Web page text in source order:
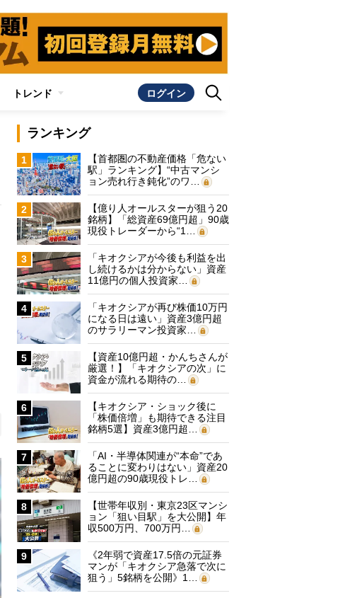
トレンド ログイン
ランキング
1
【首都圏の不動産価格「危ない
駅」ランキング】“中古マンシ
ョン売れ行き鈍化”のワ…
2
【億り人オールスターが狙う20
銘柄】「総資産69億円超」90歳
現役トレーダーから“1…
3
「キオクシアが今後も利益を出
し続けるかは分からない」資産
11億円の個人投資家…
4
「キオクシアが再び株価10万円
になる日は遠い」資産3億円超
のサラリーマン投資家…
5
【資産10億円超・かんちさんが
厳選！】「キオクシアの次」に
資金が流れる期待の…
6
【キオクシア・ショック後に
「株価倍増」も期待できる注目
銘柄5選】資産3億円超…
7
「AI・半導体関連が“本命”であ
ることに変わりはない」資産20
億円超の90歳現役トレ…
8
【世帯年収別・東京23区マンシ
ョン「狙い目駅」を大公開】年
収500万円、700万円…
9
《2年弱で資産17.5倍の元証券
マンが「キオクシア急落で次に
狙う」5銘柄を公開》1…